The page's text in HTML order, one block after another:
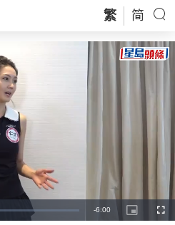
繁 简
Remaining
-6:00
Picture-
in-